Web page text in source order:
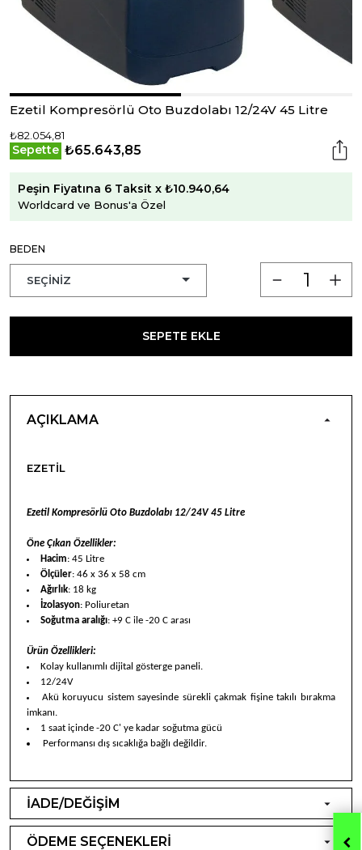
Ezetil Kompresörlü Oto Buzdolabı 12/24V 45 Litre
₺82.054,81
Sepette ₺65.643,85
Peşin Fiyatına 6 Taksit x ₺10.940,64
Worldcard ve Bonus'a Özel
BEDEN
SEPETE EKLE
AÇIKLAMA
EZETIL
Ezetil Kompresörlü Oto Buzdolabı 12/24V 45 Litre
Öne Çıkan Özellikler:
Hacim: 45 Litre
Ölçüler: 46 x 36 x 58 cm
Ağırlık: 18 kg
İzolasyon: Poliuretan
Soğutma aralığı: +9 C ile -20 C arası
Ürün Özellikleri:
Kolay kullanımlı dijital gösterge paneli.
12/24V
Akü koruyucu sistem sayesinde sürekli çakmak fişine takılı bırakma
imkanı.
1 saat içinde -20 C' ye kadar soğutma gücü
Performansı dış sıcaklığa bağlı değildir.
İADE/DEĞİŞİM
ÖDEME SEÇENEKLERİ